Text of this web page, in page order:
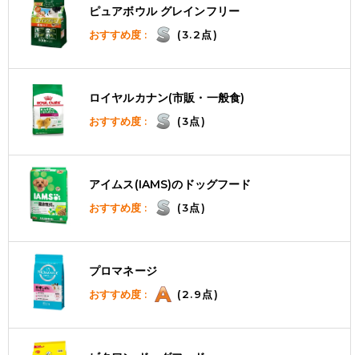
ピュアボウル グレインフリー
おすすめ度 : (3.2点)
ロイヤルカナン(市販・一般食)
おすすめ度 : (3点)
アイムス(IAMS)のドッグフード
おすすめ度 : (3点)
プロマネージ
おすすめ度 : (2.9点)